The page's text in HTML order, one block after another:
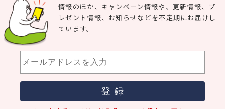
情報のほか、キャンペーン情報や、更新情報、プ
レゼント情報、お知らせなどを不定期にお届けし
ています。